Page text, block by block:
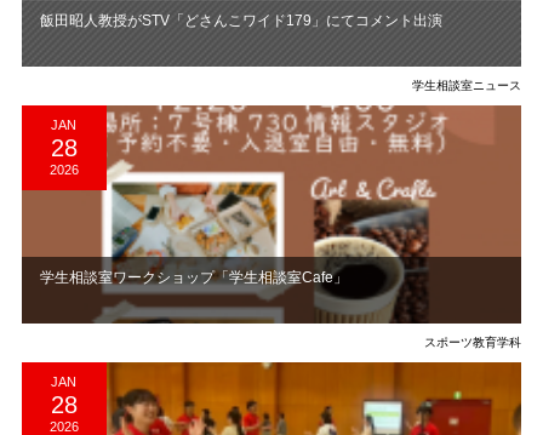
飯田昭人教授がSTV「どさんこワイド179」にてコメント出演
学生相談室ニュース
JAN
28
2026
学生相談室ワークショップ「学生相談室Cafe」
スポーツ教育学科
JAN
28
2026